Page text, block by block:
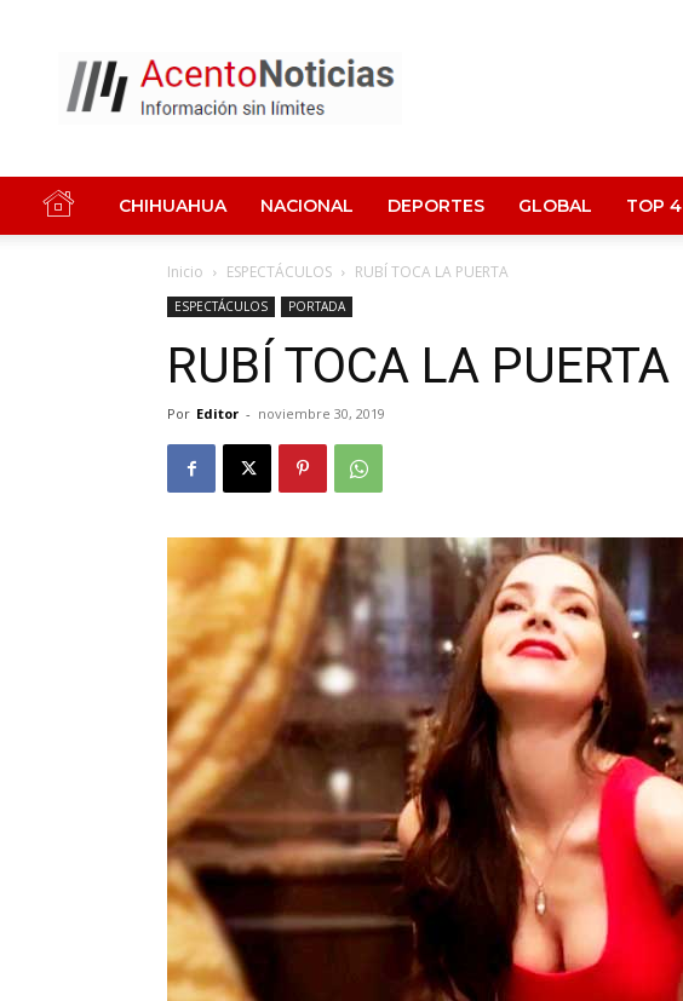
Noticias
CHIHUAHUA NACIONAL DEPORTES GLOBAL TOP 4
Inicio ESPECTÁCULOS RUBÍ TOCA LA PUERTA
ESPECTÁCULOS PORTADA
RUBÍ TOCA LA PUERTA
Por Editor - noviembre 30, 2019